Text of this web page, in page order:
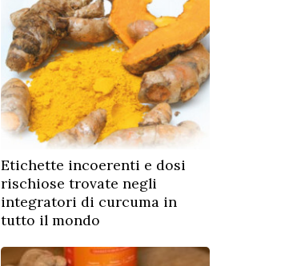
Etichette incoerenti e dosi
rischiose trovate negli
integratori di curcuma in
tutto il mondo